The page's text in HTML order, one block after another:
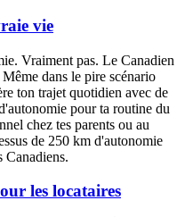
vie
Vraiment pas. Le Canadien
dans le pire scénario
ton trajet quotidien avec de
pour ta routine du
chez tes parents ou au
de 250 km d'autonomie
Canadiens.
les locataires